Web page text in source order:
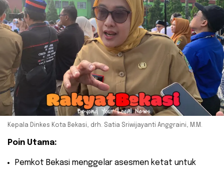
Kepala Dinkes Kota Bekasi, drh. Satia Sriwijayanti Anggraini, M.M.
Poin Utama:
​Pemkot Bekasi menggelar asesmen ketat untuk